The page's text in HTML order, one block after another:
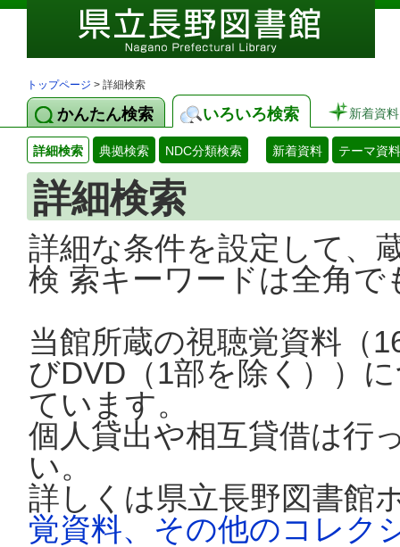
トップページ > 詳細検索
かんたん検索 いろいろ検索 新着資料
詳細検索 典拠検索 NDC分類検索 新着資料 テーマ資料
詳細検索
詳細な条件を設定して、
検 索キーワードは全角
当館所蔵の視聴覚資料（
びDVD（1部を除く））
ています。
個人貸出や相互貸借は行
い。
詳しくは県立長野図書館
覚資料、その他のコレク